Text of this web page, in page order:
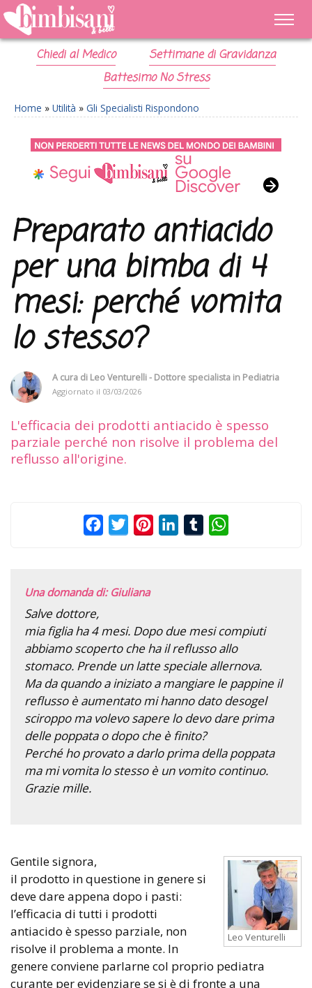
Chiedi al Medico
Settimane di Gravidanza
Battesimo No Stress
Home » Utilità » Gli Specialisti Rispondono
Preparato antiacido
per una bimba di 4
mesi: perché vomita
lo stesso?
A cura di Leo Venturelli - Dottore specialista in Pediatria
Aggiornato il 03/03/2026
L'efficacia dei prodotti antiacido è spesso
parziale perché non risolve il problema del
reflusso all'origine.
FacebookTwitterPinterestLinkedInTumblr
Una domanda di: Giuliana
Salve dottore,
mia figlia ha 4 mesi. Dopo due mesi compiuti
abbiamo scoperto che ha il reflusso allo
stomaco. Prende un latte speciale allernova.
Ma da quando a iniziato a mangiare le pappine il
reflusso è aumentato mi hanno dato desogel
sciroppo ma volevo sapere lo devo dare prima
delle poppata o dopo che è finito?
Perché ho provato a darlo prima della poppata
ma mi vomita lo stesso è un vomito continuo.
Grazie mille.
Leo Venturelli
Gentile signora,
il prodotto in questione in genere si
deve dare appena dopo i pasti:
l’efficacia di tutti i prodotti
antiacido è spesso parziale, non
risolve il problema a monte. In
genere conviene parlarne col proprio pediatra
curante per evidenziare se si è di fronte a una